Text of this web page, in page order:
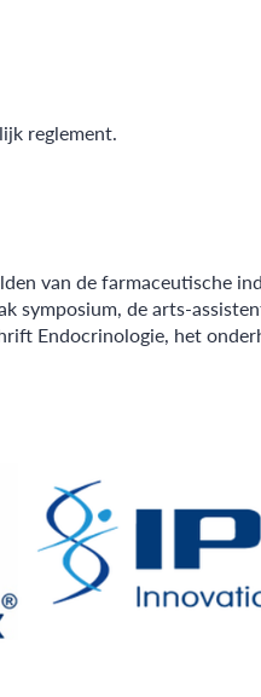
reglement.
van de farmaceutische
symposium, de arts-
Endocrinologie, het